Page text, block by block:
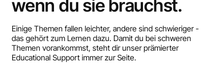
wenn du sie brauchst.
Einige Themen fallen leichter, andere sind schwieriger -
das gehört zum Lernen dazu. Damit du bei schweren
Themen vorankommst, steht dir unser prämierter
Educational Support immer zur Seite.